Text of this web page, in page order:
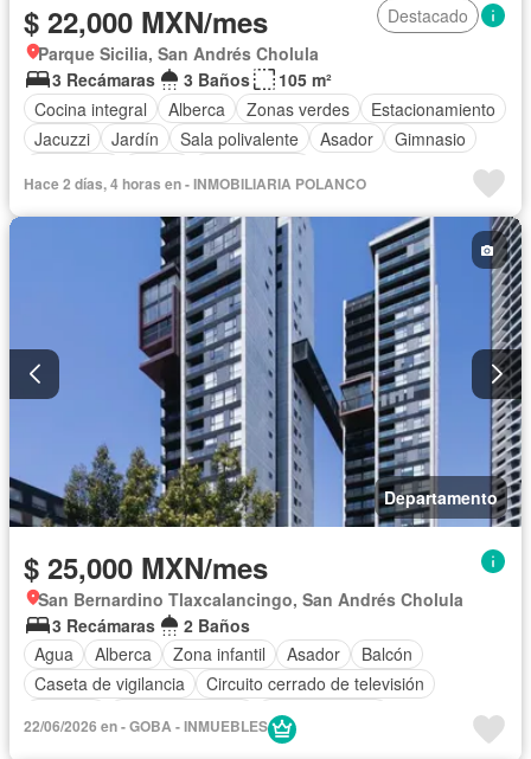
$ 22,000 MXN/mes
Destacado
Parque Sicilia, San Andrés Cholula
3 Recámaras
3 Baños
105 m²
Cocina integral
Alberca Zonas verdes
Estacionamiento
Jacuzzi
Jardín Sala polivalente Asador
Gimnasio
Hace 2 días, 4 horas en - INMOBILIARIA POLANCO
Departamento
$ 25,000 MXN/mes
San Bernardino Tlaxcalancingo, San Andrés Cholula
3 Recámaras
2 Baños
Agua
Alberca Zona infantil Asador
Balcón
Caseta de vigilancia
Circuito cerrado de televisión
Cocina integral
Estacionamiento
Gimnasio
22/06/2026 en - GOBA - INMUEBLES